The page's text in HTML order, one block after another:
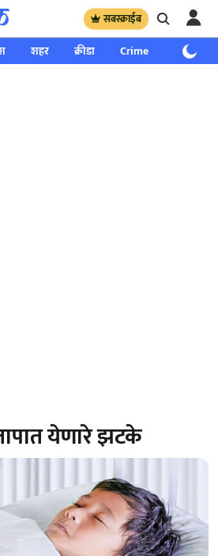
सबस्क्राईब
शहर क्रीडा Crime साप्ताहिक
येणारे झटके